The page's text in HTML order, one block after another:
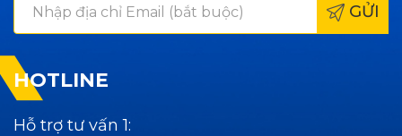
GỬI
HOTLINE
Hỗ trợ tư vấn 1: